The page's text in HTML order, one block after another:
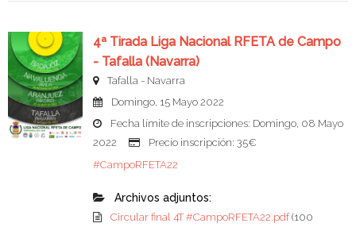
4ª Tirada Liga Nacional RFETA de Campo
- Tafalla (Navarra)
Tafalla - Navarra
Domingo, 15 Mayo 2022
Fecha límite de inscripciones: Domingo, 08 Mayo
2022
Precio inscripción: 35€
#CampoRFETA22
Archivos adjuntos:
Circular final 4T #CampoRFETA22.pdf(100